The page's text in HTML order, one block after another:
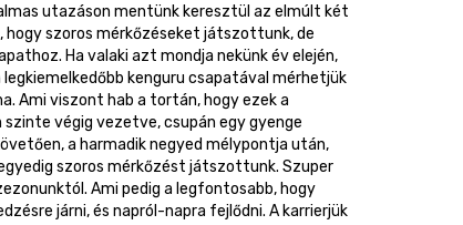
utazáson mentünk keresztül az elmúlt két
szoros mérkőzéseket játszottunk, de
Ha valaki azt mondja nekünk év elején,
legkiemelkedőbb kenguru csapatával mérhetjük
Ami viszont hab a tortán, hogy ezek a
végig vezetve, csupán egy gyenge
a harmadik negyed mélypontja után,
szoros mérkőzést játszottunk. Szuper
Ami pedig a legfontosabb, hogy
járni, és napról-napra fejlődni. A karrierjük